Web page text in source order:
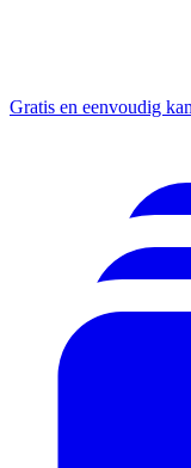
Gratis en eenvoudig